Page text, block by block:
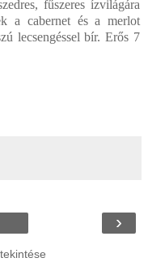
fűszeres ízvilágára
a cabernet és a merlot
lecsengéssel bír. Erős 7
›